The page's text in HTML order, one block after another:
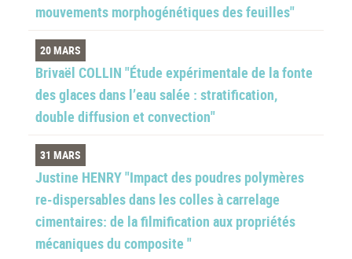
mouvements morphogénétiques des feuilles"
20 MARS
Brivaël COLLIN "Étude expérimentale de la fonte
des glaces dans l’eau salée : stratification,
double diffusion et convection"
31 MARS
Justine HENRY "Impact des poudres polymères
re-dispersables dans les colles à carrelage
cimentaires: de la filmification aux propriétés
mécaniques du composite "